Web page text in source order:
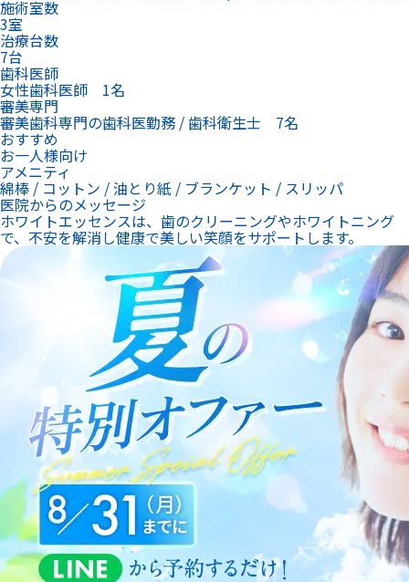
施術室数
3室
治療台数
7台
歯科医師
女性歯科医師 1名
審美専門
審美歯科専門の歯科医勤務 / 歯科衛生士 7名
おすすめ
お一人様向け
アメニティ
綿棒 / コットン / 油とり紙 / ブランケット / スリッパ
医院からのメッセージ
ホワイトエッセンスは、歯のクリーニングやホワイトニング
で、不安を解消し健康で美しい笑顔をサポートします。